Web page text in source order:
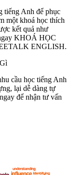
tiếng Anh để phục
một khoá học thích
kết quả như
KHOÁ HỌC
ENGLISH.
cầu học tiếng Anh
lại dễ dàng tự
để nhận tư vấn